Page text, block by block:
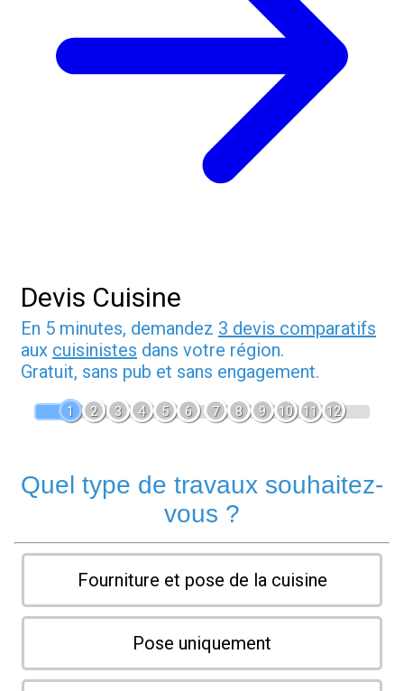
Devis Cuisine
En 5 minutes, demandez 3 devis comparatifs
aux cuisinistes dans votre région.
Gratuit, sans pub et sans engagement.
1 2 3 4 5 6 7 8 9 10 11 12
Quel type de travaux souhaitez-
vous ?
Fourniture et pose de la cuisine
Pose uniquement